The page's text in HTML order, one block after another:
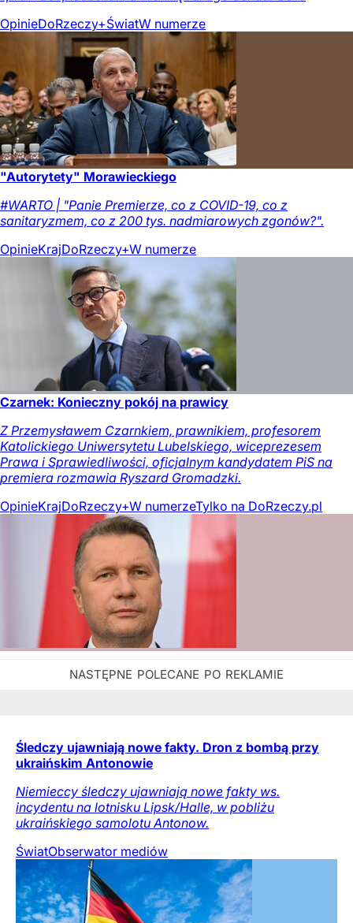
OpinieDoRzeczy+ŚwiatW numerze
"Autorytety" Morawieckiego
#WARTO | "Panie Premierze, co z COVID-19, co z
sanitaryzmem, co z 200 tys. nadmiarowych zgonów?".
OpinieKrajDoRzeczy+W numerze
Czarnek: Konieczny pokój na prawicy
Z Przemysławem Czarnkiem, prawnikiem, profesorem
Katolickiego Uniwersytetu Lubelskiego, wiceprezesem
Prawa i Sprawiedliwości, oficjalnym kandydatem PiS na
premiera rozmawia Ryszard Gromadzki.
OpinieKrajDoRzeczy+W numerzeTylko na DoRzeczy.pl
Śledczy ujawniają nowe fakty. Dron z bombą przy
ukraińskim Antonowie
Niemieccy śledczy ujawniają nowe fakty ws.
incydentu na lotnisku Lipsk/Halle, w pobliżu
ukraińskiego samolotu Antonow.
ŚwiatObserwator mediów